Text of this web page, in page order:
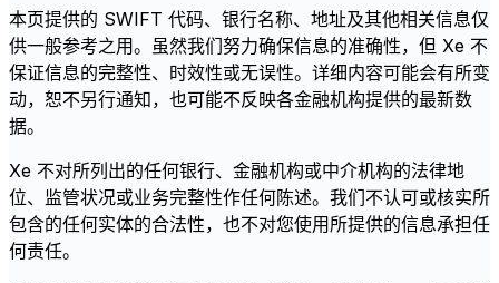
本页提供的 SWIFT 代码、银行名称、地址及其他相关信息仅
供一般参考之用。虽然我们努力确保信息的准确性，但 Xe 不
保证信息的完整性、时效性或无误性。详细内容可能会有所变
动，恕不另行通知，也可能不反映各金融机构提供的最新数
据。
Xe 不对所列出的任何银行、金融机构或中介机构的法律地
位、监管状况或业务完整性作任何陈述。我们不认可或核实所
包含的任何实体的合法性，也不对您使用所提供的信息承担任
何责任。